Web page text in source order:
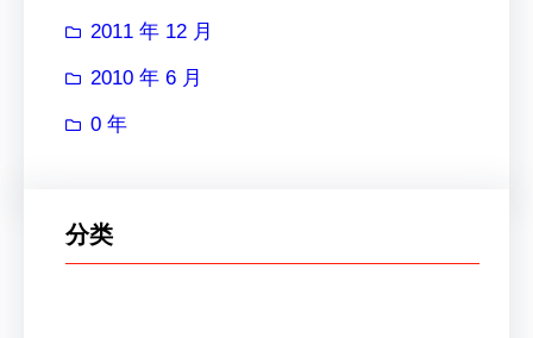
2011 年 12 月
2010 年 6 月
0 年
分类